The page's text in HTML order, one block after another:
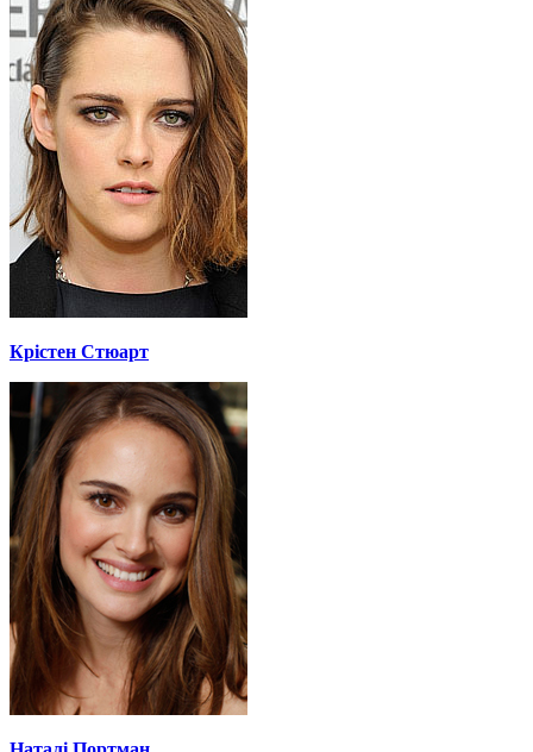
Крістен Стюарт